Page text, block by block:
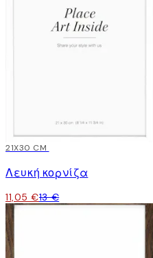
15%*
21X30 CM
Λευκή κορνίζα
11,05 €13 €